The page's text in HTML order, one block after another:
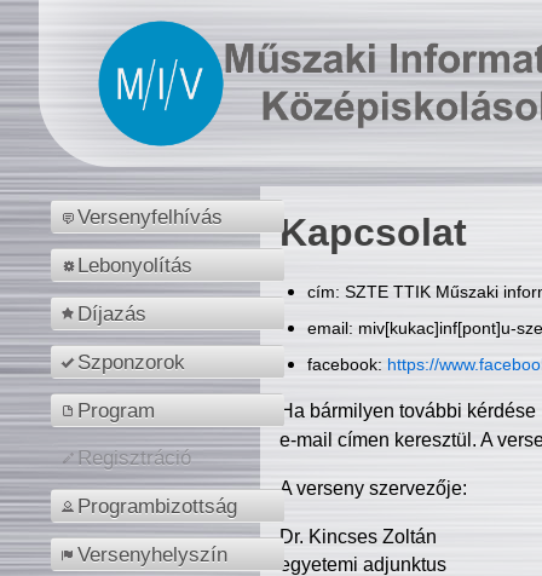
Versenyfelhívás
Lebonyolítás
Díjazás
Szponzorok
Program
Regisztráció
Programbizottság
Versenyhelyszín
Kapcsolat
cím: SZTE TTIK Műszaki
email: miv[kukac]inf[pont]u-
facebook: https://
Ha bármilyen további
e-mail címen keresztül. A
A verseny szervezője:
Dr. Kincses Zoltán
egyetemi adjunktus